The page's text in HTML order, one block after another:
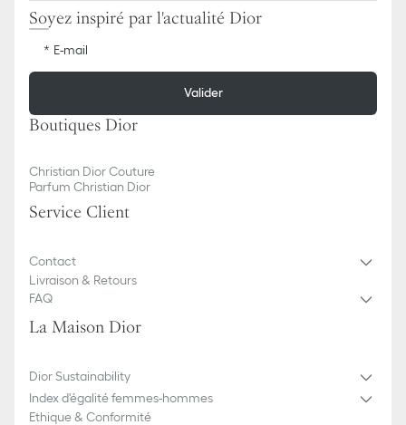
Soyez inspiré par l'actualité Dior
E-mail
Valider
Boutiques Dior
Christian Dior Couture
Parfum Christian Dior
Service Client
Contact
Livraison & Retours
FAQ
La Maison Dior
Dior Sustainability
Index d'égalité femmes-hommes
Ethique & Conformité